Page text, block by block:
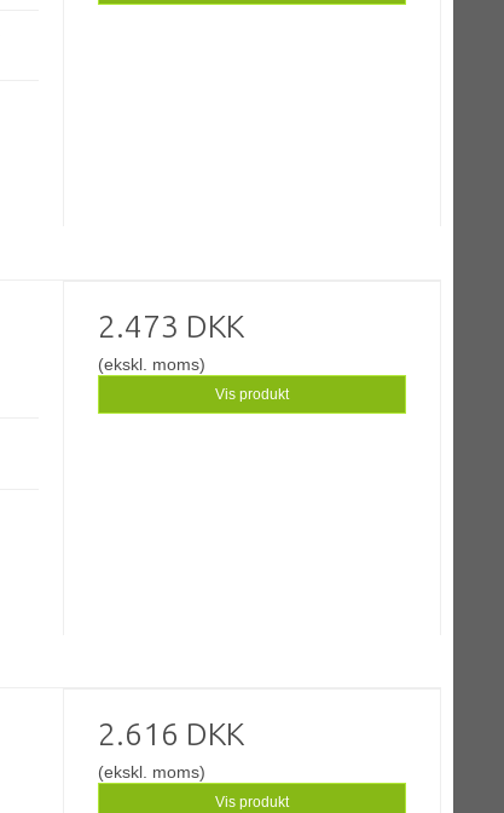
2.473 DKK
(ekskl. moms)
Vis produkt
2.616 DKK
(ekskl. moms)
Vis produkt